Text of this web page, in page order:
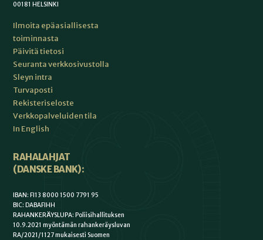
00181 HELSINKI
Ilmoita epäasiallisesta
toiminnasta
Päivitä tietosi
Seuranta verkkosivustolla
Sleyn intra
Turvaposti
Rekisteriseloste
Verkkopalveluiden tila
In English
RAHALAHJAT
(DANSKE BANK):
IBAN: FI13 8000 1500 7791 95
BIC: DABAFIHH
RAHANKERÄYSLUPA: Poliisihallituksen
10.9.2021 myöntämän rahankeräysluvan
RA/2021/1127 mukaisesti Suomen